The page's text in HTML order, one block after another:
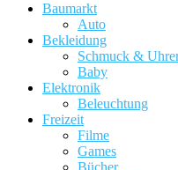
Baumarkt
Auto
Bekleidung
Schmuck &
Baby
Elektronik
Beleuchtung
Freizeit
Filme
Games
Bücher